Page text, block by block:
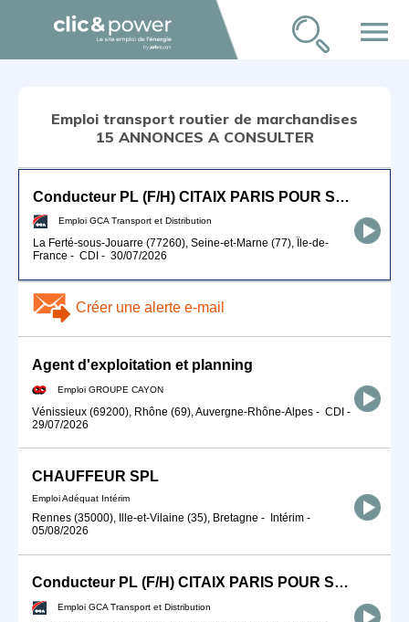
menu
Emploi transport routier de marchandises
15 ANNONCES A CONSULTER
Conducteur PL (F/H) CITAIX PARIS POUR SEPTEMBRE 2026
Emploi GCA Transport et Distribution
La Ferté-sous-Jouarre (77260), Seine-et-Marne (77), Île-de-
France - CDI - 30/07/2026
Créer une alerte e-mail
Agent d'exploitation et planning
Emploi GROUPE CAYON
Vénissieux (69200), Rhône (69), Auvergne-Rhône-Alpes - CDI -
29/07/2026
CHAUFFEUR SPL
Emploi Adéquat Intérim
Rennes (35000), Ille-et-Vilaine (35), Bretagne - Intérim -
05/08/2026
Conducteur PL (F/H) CITAIX PARIS POUR SEPTEMBRE 2026
Emploi GCA Transport et Distribution